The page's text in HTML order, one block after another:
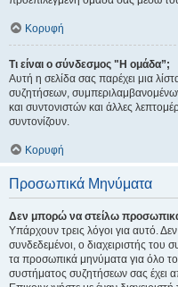
Κορυφή
Τι είναι ο σύνδεσμος "Η ομάδα”;
Αυτή η σελίδα σας παρέχει μια
συζητήσεων,
και συντονιστών και άλλες
συντονίζουν.
Κορυφή
Προσωπικά Μηνύματα
Δεν μπορώ να στείλω
Υπάρχουν τρεις λόγοι για αυτό.
συνδεδεμένοι, ο διαχειριστής του
τα προσωπικά μηνύματα για όλο
συστήματος συζητήσεων σας έχει